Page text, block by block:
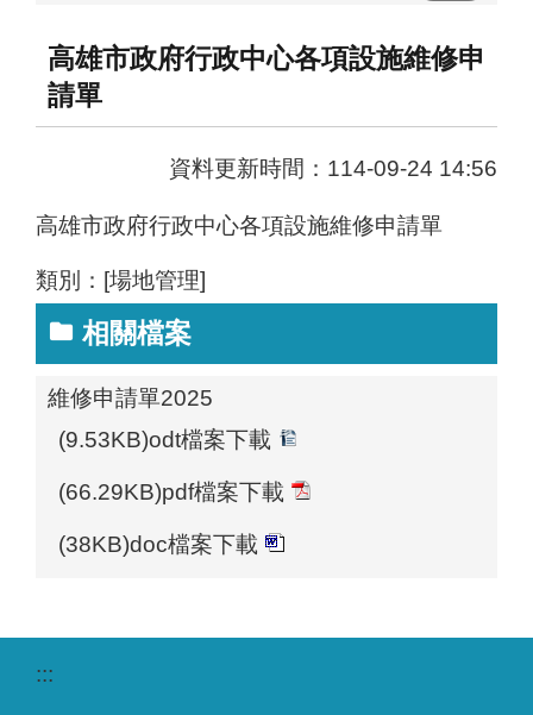
高雄市政府行政中心各項設施維修申
請單
資料更新時間：114-09-24 14:56
高雄市政府行政中心各項設施維修申請單
類別：[場地管理]
相關檔案
維修申請單2025
(9.53KB)odt檔案下載
(66.29KB)pdf檔案下載
(38KB)doc檔案下載
:::